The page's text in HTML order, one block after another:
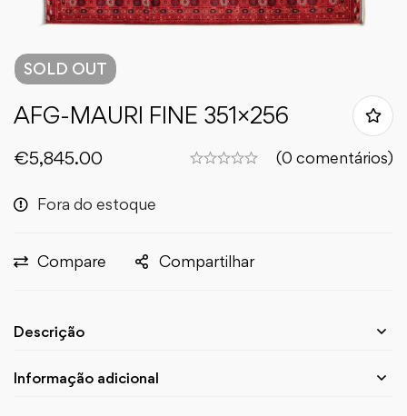
SOLD OUT
AFG-MAURI FINE 351×256
€5,845.00 (0 comentários)
Fora do estoque
Compare Compartilhar
Descrição
Informação adicional